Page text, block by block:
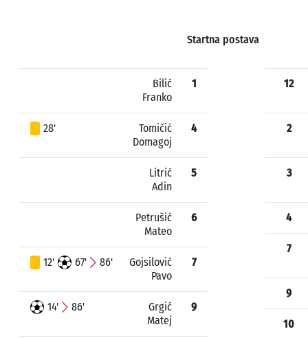
Startna postava
Bilić
Franko
1
28'
Tomičić
Domagoj
4
Litrić
Adin
5
Petrušić
Mateo
6
12' 67' 86'
Gojsilović
Pavo
7
14' 86'
Grgić
Matej
9
12
2
3
4
7
9
10